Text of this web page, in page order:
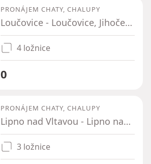
PRONÁJEM CHATY, CHALUPY
Loučovice - Loučovice, Jihočeský kraj
4 ložnice
0
PRONÁJEM CHATY, CHALUPY
Lipno nad Vltavou - Lipno nad Vltavou, Jihočeský kraj
3 ložnice